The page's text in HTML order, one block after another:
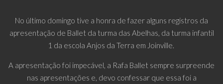
No último domingo tive a honra de fazer alguns registros da
apresentação de Ballet da turma das Abelhas, da turma infantil
1 da escola Anjos da Terra em Joinville.
A apresentação foi impecável, a Rafa Ballet sempre surpreende
nas apresentações e, devo confessar que essa foi a